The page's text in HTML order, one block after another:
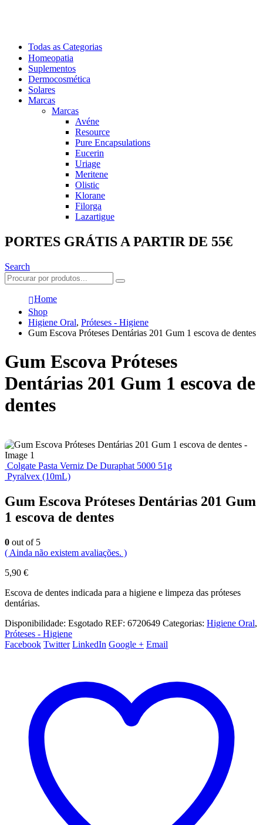
Todas as Categorias
Homeopatia
Suplementos
Dermocosmética
Solares
Marcas
Marcas
Avéne
Resource
Pure Encapsulations
Eucerin
Uriage
Meritene
Olistic
Klorane
Filorga
Lazartigue
PORTES GRÁTIS A PARTIR DE 55€
Search
Home
Shop
Higiene Oral, Próteses - Higiene
Gum Escova Próteses Dentárias 201 Gum 1 escova de dentes
Gum Escova Próteses
Dentárias 201 Gum 1 escova de
dentes
Colgate Pasta Verniz De Duraphat 5000 51g
Pyralvex (10mL)
Gum Escova Próteses Dentárias 201 Gum
1 escova de dentes
0 out of 5
( Ainda não existem avaliações. )
5,90 €
Escova de dentes indicada para a higiene e limpeza das próteses
dentárias.
Disponibilidade: Esgotado REF: 6720649 Categorias: Higiene Oral,
Próteses - Higiene
Facebook Twitter LinkedIn Google + Email